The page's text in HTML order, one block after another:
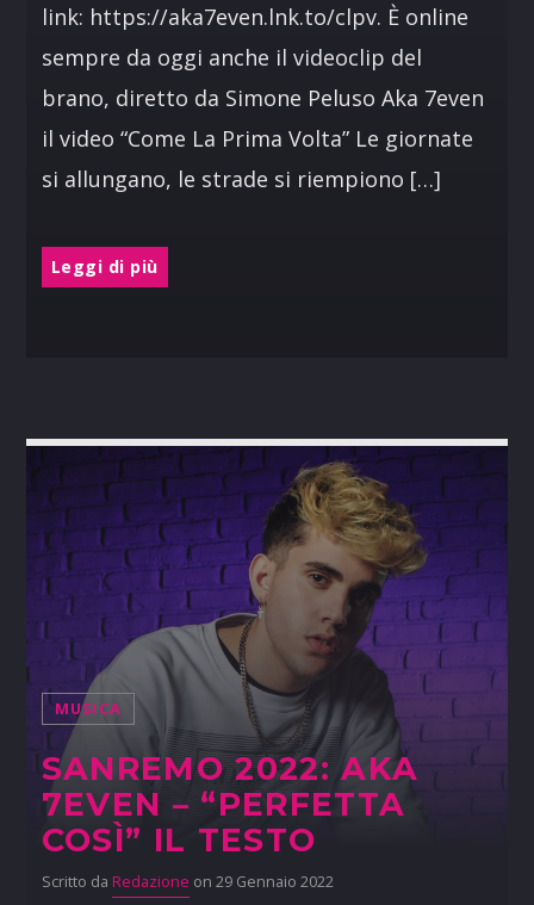
link: https://aka7even.lnk.to/clpv. È online
sempre da oggi anche il videoclip del
brano, diretto da Simone Peluso Aka 7even
il video “Come La Prima Volta” Le giornate
si allungano, le strade si riempiono […]
Leggi di più
MUSICA
SANREMO 2022: AKA
7EVEN – “PERFETTA
COSÌ” IL TESTO
Scritto da Redazione on 29 Gennaio 2022